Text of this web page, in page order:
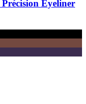
Précision Eyeliner